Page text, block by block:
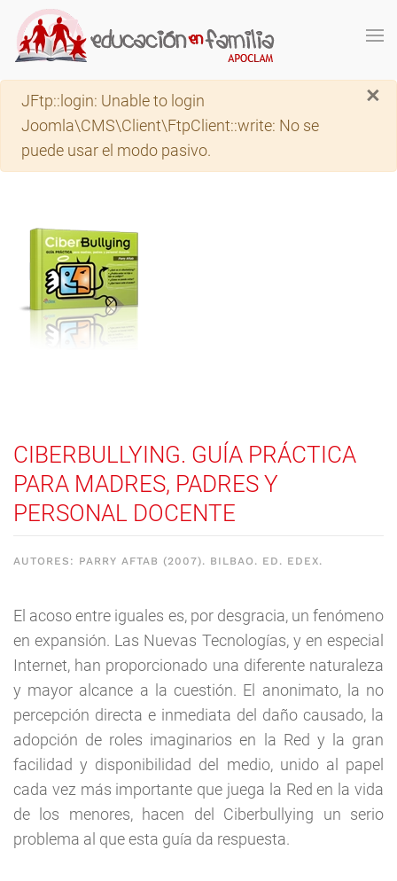
Skip to main content
×
Advertencia
JFtp::login: Unable to login
Joomla\CMS\Client\FtpClient::write: No se
puede usar el modo pasivo.
CIBERBULLYING. GUÍA PRÁCTICA
PARA MADRES, PADRES Y
PERSONAL DOCENTE
AUTORES: PARRY AFTAB (2007). BILBAO. ED. EDEX.
El acoso entre iguales es, por desgracia, un fenómeno
en expansión. Las Nuevas Tecnologías, y en especial
Internet, han proporcionado una diferente naturaleza
y mayor alcance a la cuestión. El anonimato, la no
percepción directa e inmediata del daño causado, la
adopción de roles imaginarios en la Red y la gran
facilidad y disponibilidad del medio, unido al papel
cada vez más importante que juega la Red en la vida
de los menores, hacen del Ciberbullying un serio
problema al que esta guía da respuesta.